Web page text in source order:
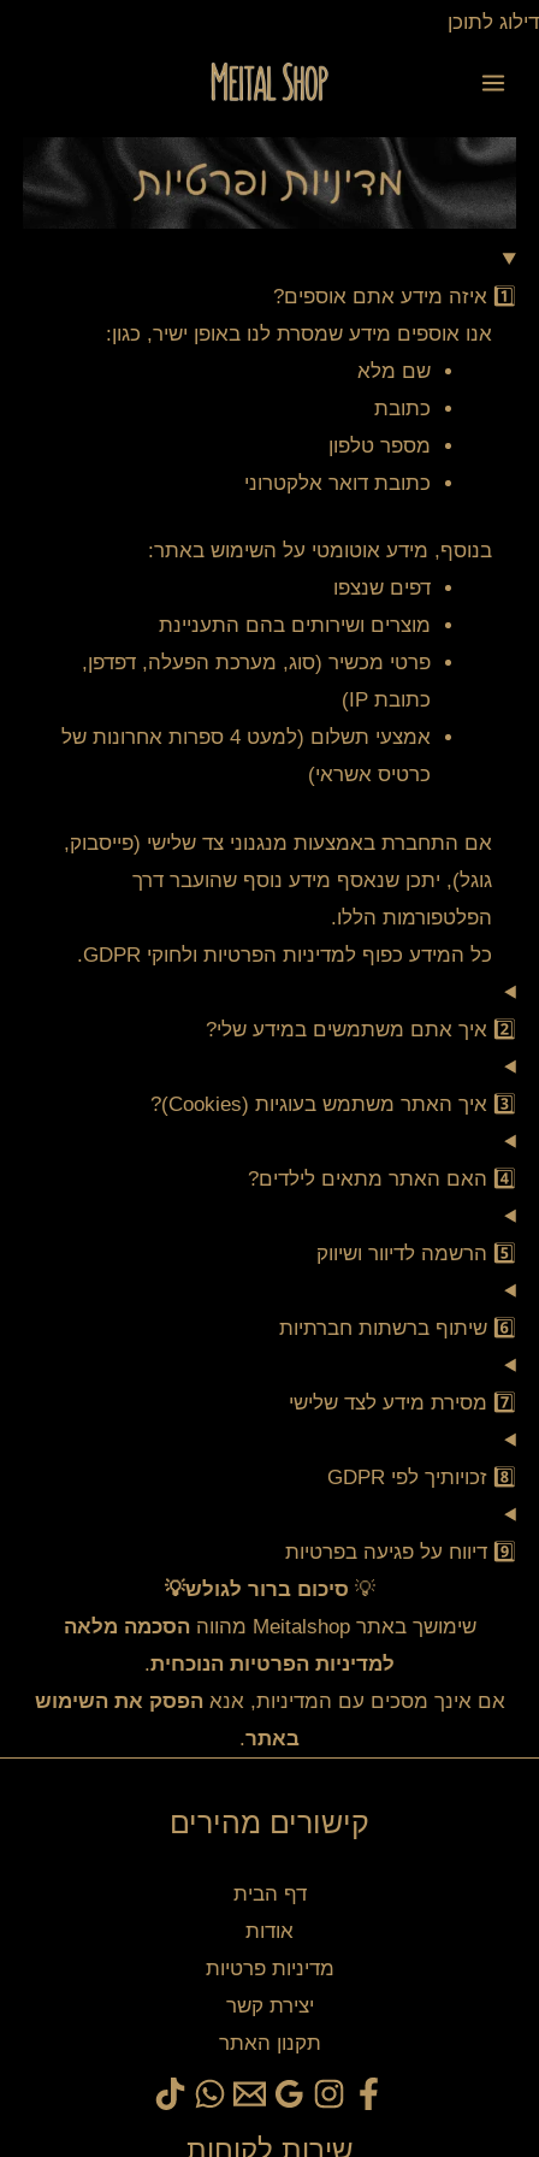
דילוג לתוכן
דילוג
1️⃣ איזה מידע אתם אוספים?
אנו אוספים מידע שמסרת לנו באופן ישיר, כגון:
שם מלא
כתובת
מספר טלפון
כתובת דואר אלקטרוני
בנוסף, מידע אוטומטי על השימוש באתר:
דפים שנצפו
מוצרים ושירותים בהם התעניינת
פרטי מכשיר (סוג, מערכת הפעלה, דפדפן,
כתובת IP)
אמצעי תשלום (למעט 4 ספרות אחרונות של
כרטיס אשראי)
אם התחברת באמצעות מנגנוני צד שלישי (פייסבוק,
גוגל), יתכן שנאסף מידע נוסף שהועבר דרך
הפלטפורמות הללו.
כל המידע כפוף למדיניות הפרטיות ולחוקי GDPR.
2️⃣ איך אתם משתמשים במידע שלי?
3️⃣ איך האתר משתמש בעוגיות (Cookies)?
4️⃣ האם האתר מתאים לילדים?
5️⃣ הרשמה לדיוור ושיווק
6️⃣ שיתוף ברשתות חברתיות
7️⃣ מסירת מידע לצד שלישי
8️⃣ זכויותיך לפי GDPR
9️⃣ דיווח על פגיעה בפרטיות
💡 סיכום ברור לגולש💡
שימושך באתר Meitalshop מהווה
הסכמה מלאה
למדיניות הפרטיות הנוכחית.
אם אינך מסכים עם המדיניות, אנאהפסק את השימוש
באתר.
קישורים מהירים
דף הבית
אודות
מדיניות פרטיות
יצירת קשר
תקנון האתר
שירות לקוחות